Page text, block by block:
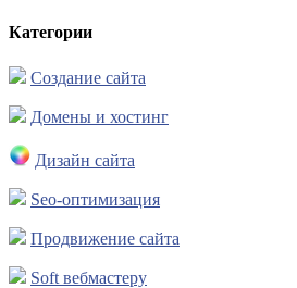
Категории
Создание сайта
Домены и хостинг
Дизайн сайта
Seo-оптимизация
Продвижение сайта
Soft вебмастеру